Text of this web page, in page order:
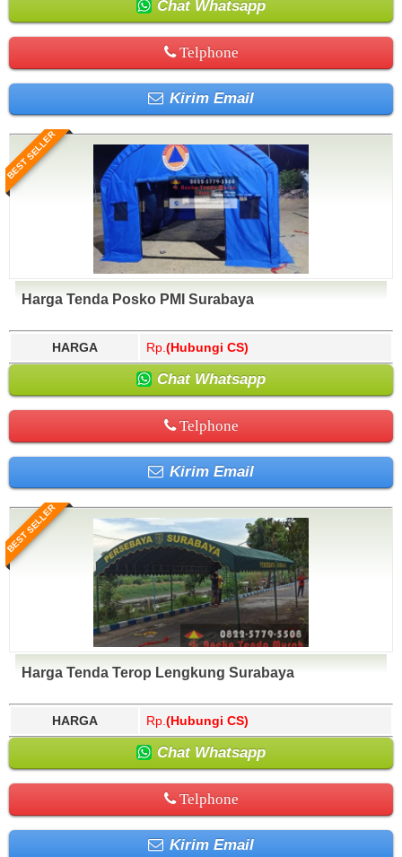
Chat Whatsapp
Telphone
Kirim Email
BEST SELLER
Harga Tenda Posko PMI Surabaya
HARGA Rp. (Hubungi CS)
Chat Whatsapp
Telphone
Kirim Email
BEST SELLER
Harga Tenda Terop Lengkung Surabaya
HARGA Rp. (Hubungi CS)
Chat Whatsapp
Telphone
Kirim Email